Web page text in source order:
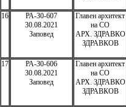
16
РА-30-607
30.08.2021
Заповед
Главен архитект
на СО
АРХ. ЗДРАВКО
ЗДРАВКОВ
17
РА-30-606
30.08.2021
Заповед
Главен архитект
на СО
АРХ. ЗДРАВКО
ЗДРАВКОВ